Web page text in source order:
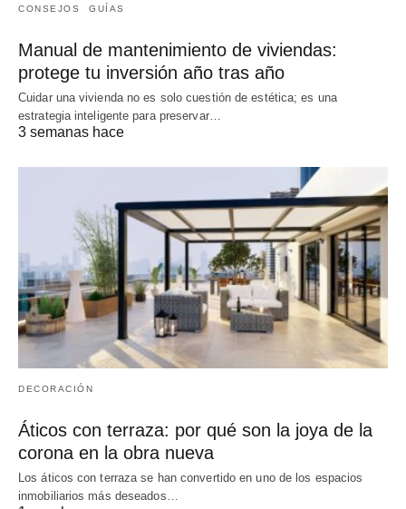
CONSEJOS GUÍAS
Manual de mantenimiento de viviendas:
protege tu inversión año tras año
Cuidar una vivienda no es solo cuestión de estética; es una
estrategia inteligente para preservar…
3 semanas hace
DECORACIÓN
Áticos con terraza: por qué son la joya de la
corona en la obra nueva
Los áticos con terraza se han convertido en uno de los espacios
inmobiliarios más deseados…